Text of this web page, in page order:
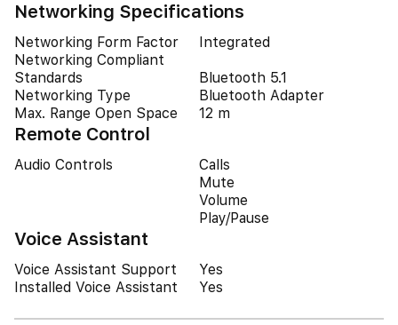
Networking Specifications
Networking Form Factor
Integrated
Networking Compliant
Standards
Bluetooth 5.1
Networking Type
Bluetooth Adapter
Max. Range Open Space
12 m
Remote Control
Audio Controls
Calls
Mute
Volume
Play/Pause
Voice Assistant
Voice Assistant Support
Yes
Installed Voice Assistant
Yes